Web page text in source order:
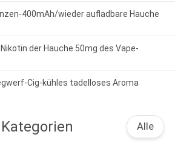
400mAh/wieder aufladbare Hauche
der Hauche 50mg des Vape-
Cig-kühles tadelloses Aroma
Alle